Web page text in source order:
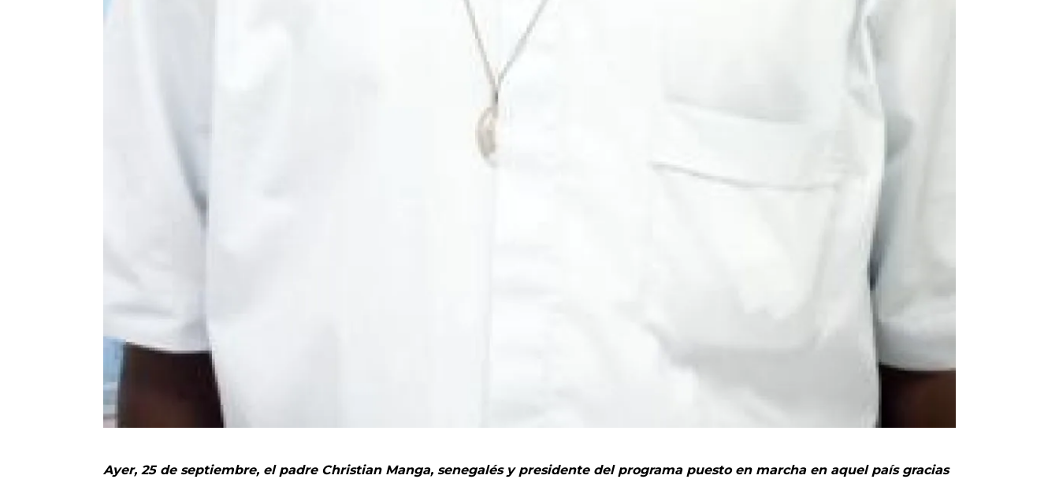
Ayer, 25 de septiembre, el padre Christian Manga, senegalés y presidente del programa puesto en marcha en aquel país gracias